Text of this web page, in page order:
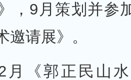
，9月策划并参
邀请展》。
月《郭正民山